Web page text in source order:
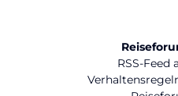
RSS-Feed